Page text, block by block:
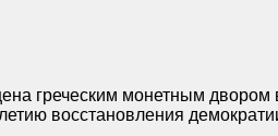
греческим монетным двором
восстановления